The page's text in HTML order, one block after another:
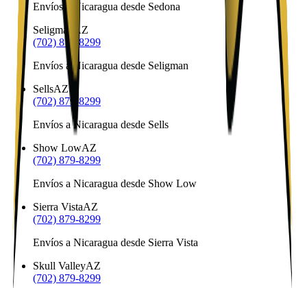
Envíos a Nicaragua desde Sedona
Seligman
AZ
(702) 879-8299
Envíos a Nicaragua desde Seligman
SellsAZ
(702) 879-8299
Envíos a Nicaragua desde Sells
Show LowAZ
(702) 879-8299
Envíos a Nicaragua desde Show Low
Sierra VistaAZ
(702) 879-8299
Envíos a Nicaragua desde Sierra Vista
Skull ValleyAZ
(702) 879-8299